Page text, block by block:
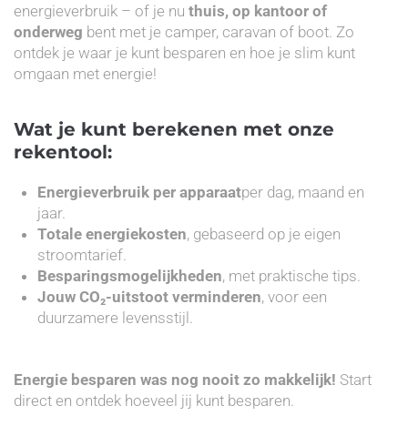
energieverbruik – of je nu thuis, op kantoor of
onderweg bent met je camper, caravan of boot. Zo
ontdek je waar je kunt besparen en hoe je slim kunt
omgaan met energie!
Wat je kunt berekenen met onze
rekentool:
Energieverbruik per apparaatper dag, maand en
jaar.
Totale energiekosten, gebaseerd op je eigen
stroomtarief.
Besparingsmogelijkheden, met praktische tips.
Jouw CO₂-uitstoot verminderen, voor een
duurzamere levensstijl.
Energie besparen was nog nooit zo makkelijk! Start
direct en ontdek hoeveel jij kunt besparen.